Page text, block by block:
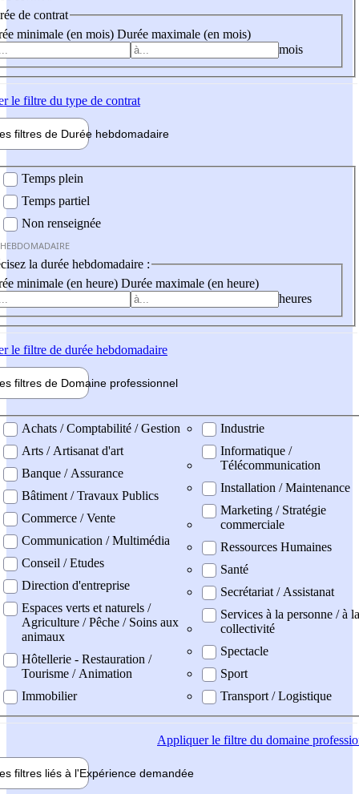
de contrat
minimale (en mois) Durée maximale (en mois)
mois
le filtre du type de contrat
filtres de Durée hebdomadaire
Temps plein
Temps partiel
Non renseignée
la durée hebdomadaire :
minimale (en heure) Durée maximale (en heure)
heures
le filtre de durée hebdomadaire
filtres de Domaine professionnel
professionel
Achats / Comptabilité / Gestion
Arts / Artisanat d'art
Banque / Assurance
Bâtiment / Travaux Publics
Commerce / Vente
Communication / Multimédia
Conseil / Etudes
Direction d'entreprise
Espaces verts et naturels /
Agriculture / Pêche / Soins aux
animaux
Hôtellerie - Restauration /
Tourisme / Animation
Immobilier
Industrie
Informatique /
Télécommunication
Installation / Maintenance
Marketing / Stratégie
commerciale
Ressources Humaines
Santé
Secrétariat / Assistanat
Services à la personne / à la
collectivité
Spectacle
Sport
Transport / Logistique
Appliquerle filtre du domaine
filtres liés à l'Expérience demandée